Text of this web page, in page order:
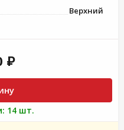
Верхний
₽
14 шт.